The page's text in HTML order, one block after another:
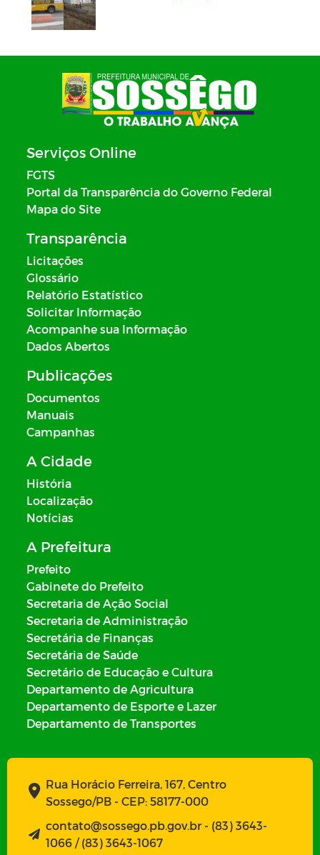
Serviços Online
FGTS
Portal da Transparência do Governo Federal
Mapa do Site
Transparência
Licitações
Glossário
Relatório Estatístico
Solicitar Informação
Acompanhe sua Informação
Dados Abertos
Publicações
Documentos
Manuais
Campanhas
A Cidade
História
Localização
Notícias
A Prefeitura
Prefeito
Gabinete do Prefeito
Secretaria de Ação Social
Secretaria de Administração
Secretária de Finanças
Secretária de Saúde
Secretário de Educação e Cultura
Departamento de Agricultura
Departamento de Esporte e Lazer
Departamento de Transportes
Rua Horácio Ferreira, 167, Centro
Sossego/PB - CEP: 58177-000
contato@sossego.pb.gov.br - (83) 3643-
1066 / (83) 3643-1067